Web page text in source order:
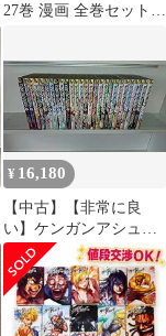
27巻 漫画 全巻セット
学館（青年コミック）
¥ 16,180
【中古】【非常に良
い】ケンガンアシュラ
コミック 全27巻セット